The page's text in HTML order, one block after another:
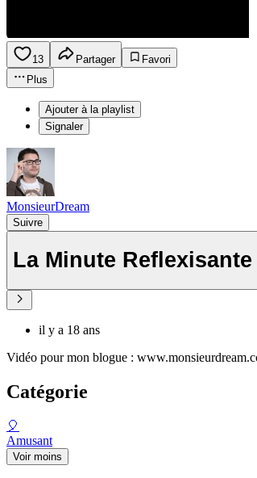
13 Partager
Favori
Plus
Ajouter à la playlist
Signaler
MonsieurDream
Suivre
La Minute
il y a 18 ans
Vidéo pour mon blogue :
Catégorie
🎈
Amusant
Voir moins